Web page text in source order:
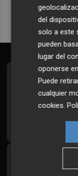
Todos los
del
solo a este
pueden
lugar del
oponerse
Puede
cualquier
cookies.